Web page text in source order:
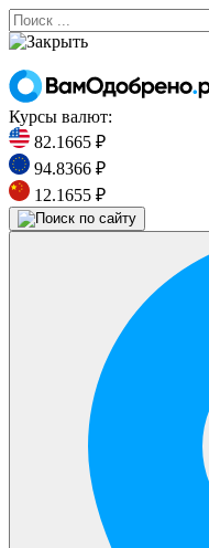
Курсы валют:
82.1665 ₽
94.8366 ₽
12.1655 ₽